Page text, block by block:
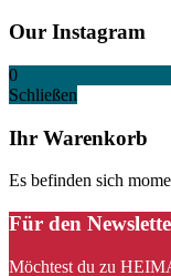
Our Instagram
0
Schließen
Ihr Warenkorb
Es befinden sich
Für den
Möchtest du zu